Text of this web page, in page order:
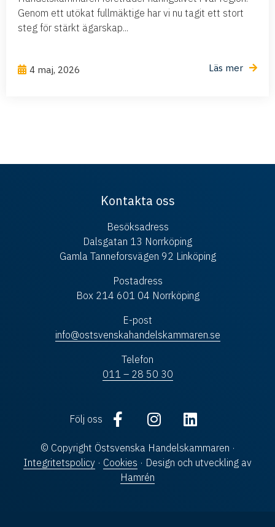
Genom ett utökat fullmäktige har vi nu tagit ett stort
steg för stärkt ägarskap...
4 maj, 2026 Läs mer
Kontakta oss
Besöksadress
Dalsgatan 13 Norrköping
Gamla Tanneforsvägen 92 Linköping
Postadress
Box 214 601 04 Norrköping
E-post
info@ostsvenskahandelskammaren.se
Telefon
011 – 28 50 30
Följ oss
© Copyright Östsvenska Handelskammaren ·
Integritetspolicy · Cookies · Design och utveckling av
Hamrén